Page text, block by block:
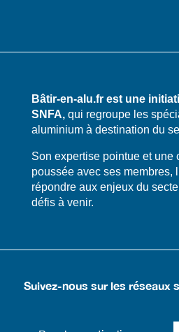
Bâtir-en-alu.fr est une
SNFA,qui regroupe les
aluminium à destination du
​​Son expertise pointue et une
poussée avec ses membres,
répondre aux enjeux du
défis à venir.
Suivez-nous sur les réseaux